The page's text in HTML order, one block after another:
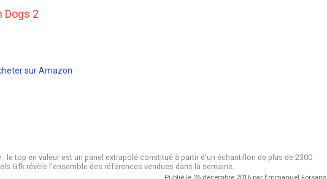
Dogs 2
sur Amazon
le top en valeur est un panel extrapolé constitué à partir d'un échantillon de plus de 2300
Gfk révèle l'ensemble des références vendues dans la semaine.